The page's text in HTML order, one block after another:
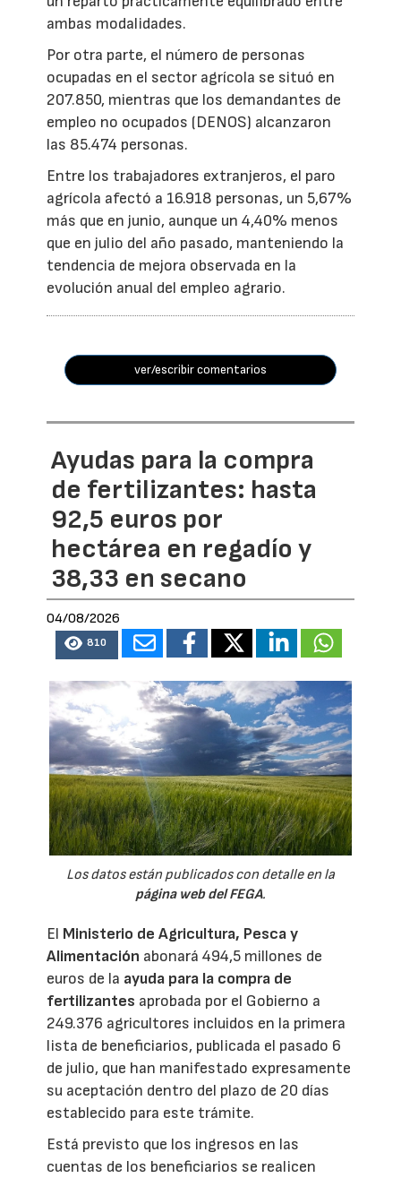
ambas modalidades.
Por otra parte, el número de personas
ocupadas en el sector agrícola se situó en
207.850, mientras que los demandantes de
empleo no ocupados (DENOS) alcanzaron
las 85.474 personas.
Entre los trabajadores extranjeros, el paro
agrícola afectó a 16.918 personas, un 5,67%
más que en junio, aunque un 4,40% menos
que en julio del año pasado, manteniendo la
tendencia de mejora observada en la
evolución anual del empleo agrario.
ver/escribir comentarios
Ayudas para la compra
de fertilizantes: hasta
92,5 euros por
hectárea en regadío y
38,33 en secano
04/08/2026
810
Los datos están publicados con detalle en la
página web del FEGA.
El Ministerio de Agricultura, Pesca y
Alimentación abonará 494,5 millones de
euros de la ayuda para la compra de
fertilizantes aprobada por el Gobierno a
249.376 agricultores incluidos en la primera
lista de beneficiarios, publicada el pasado 6
de julio, que han manifestado expresamente
su aceptación dentro del plazo de 20 días
establecido para este trámite.
Está previsto que los ingresos en las
cuentas de los beneficiarios se realicen